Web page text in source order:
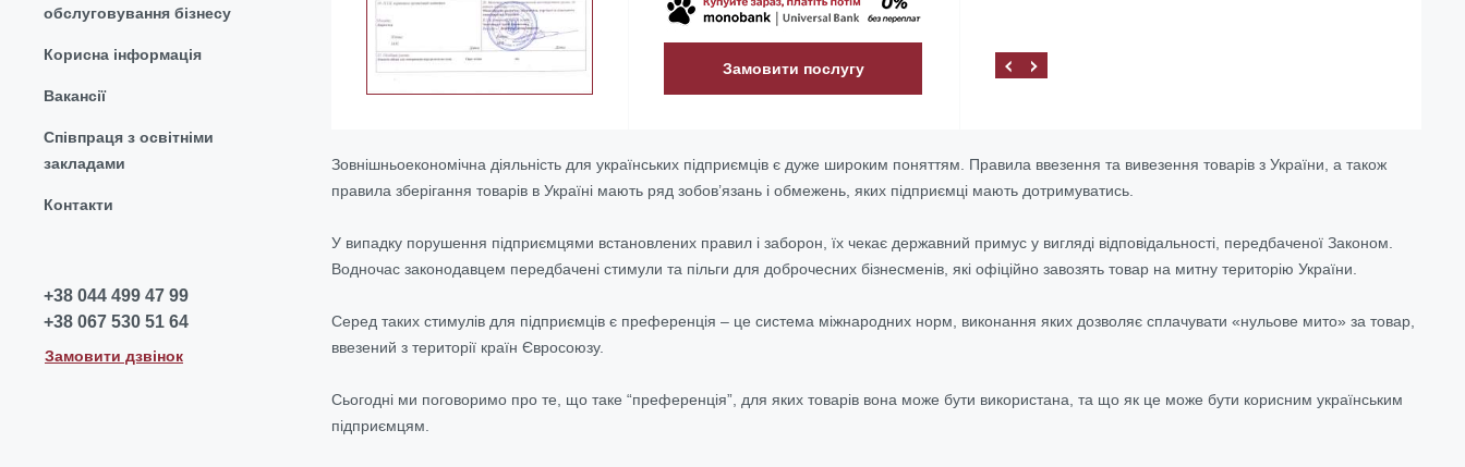
обслуговування бізнесу
Корисна інформація
Вакансії
Співпраця з освітніми
закладами
Контакти
+38 044 499 47 99
+38 067 530 51 64
Замовити дзвінок
Замовити послугу
Зовнішньоекономічна діяльність для українських підприємців є дуже широким поняттям. Правила ввезення та вивезення товарів з України, а також
правила зберігання товарів в Україні мають ряд зобов’язань і обмежень, яких підприємці мають дотримуватись.
У випадку порушення підприємцями встановлених правил і заборон, їх чекає державний примус у вигляді відповідальності, передбаченої Законом.
Водночас законодавцем передбачені стимули та пільги для доброчесних бізнесменів, які офіційно завозять товар на митну територію України.
Серед таких стимулів для підприємців є преференція – це система міжнародних норм, виконання яких дозволяє сплачувати «нульове мито» за товар,
ввезений з території країн Євросоюзу.
Сьогодні ми поговоримо про те, що таке “преференція”, для яких товарів вона може бути використана, та що як це може бути корисним українським
підприємцям.